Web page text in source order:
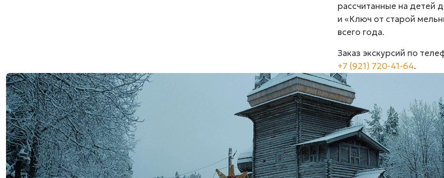
рассчитанные на детей
и «Ключ от старой
всего года.
Заказ экскурсий по
+7 (921) 720-41-64.